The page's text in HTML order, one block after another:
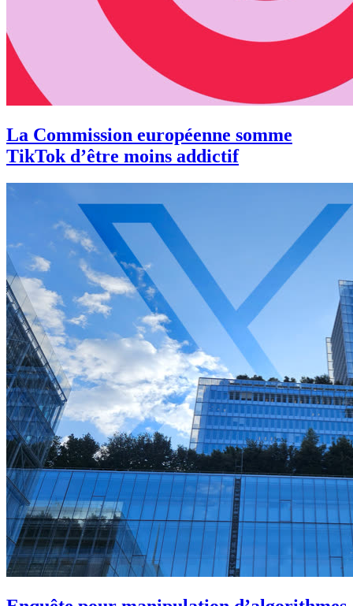
La Commission européenne somme
TikTok d’être moins addictif